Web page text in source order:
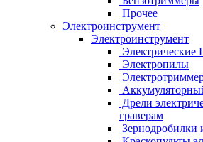
Прочее
Электроинструмент
Электроинструмент
Электрические
Электропилы
Дрели
граверам